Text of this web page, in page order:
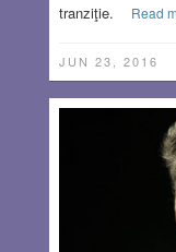
tranziţie.
Read
JUN 23, 2016